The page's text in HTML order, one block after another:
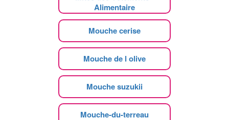
Alimentaire
Mouche cerise
Mouche de l olive
Mouche suzukii
Mouche-du-terreau